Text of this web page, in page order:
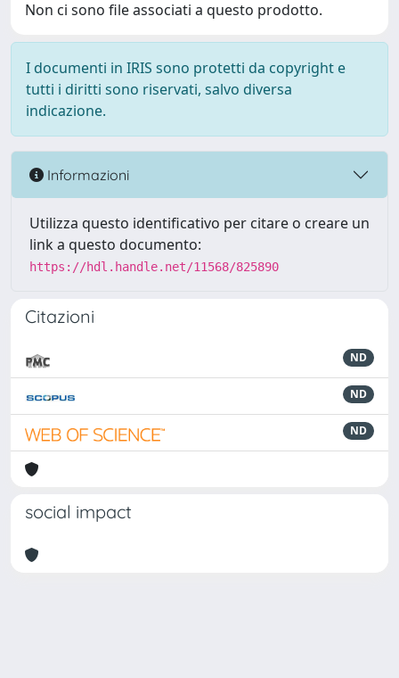
Non ci sono file associati a questo prodotto.
I documenti in IRIS sono protetti da copyright e
tutti i diritti sono riservati, salvo diversa
indicazione.
Informazioni
Utilizza questo identificativo per citare o creare un
link a questo documento:
https://hdl.handle.net/11568/825890
Citazioni
ND
ND
ND
social impact